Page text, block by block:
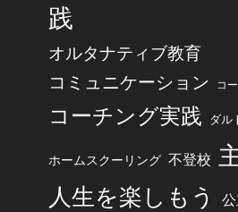
践
オルタナティブ教育
コミュニケーション コ
コーチング実践 ダル
ホームスクーリング 不登校
人生を楽しもう